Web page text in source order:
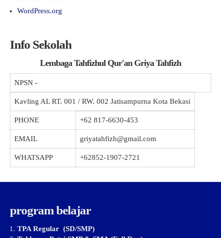
WordPress.org
Info Sekolah
Lembaga Tahfizhul Qur'an Griya Tahfizh
NPSN -
Kavling AL RT. 001 / RW. 002 Jatisampurna Kota Bekasi
PHONE +62 817-6630-453
EMAIL griyatahfizh@gmail.com
WHATSAPP +62852-1907-2721
program belajar
TPA Regular (SD/SMP)